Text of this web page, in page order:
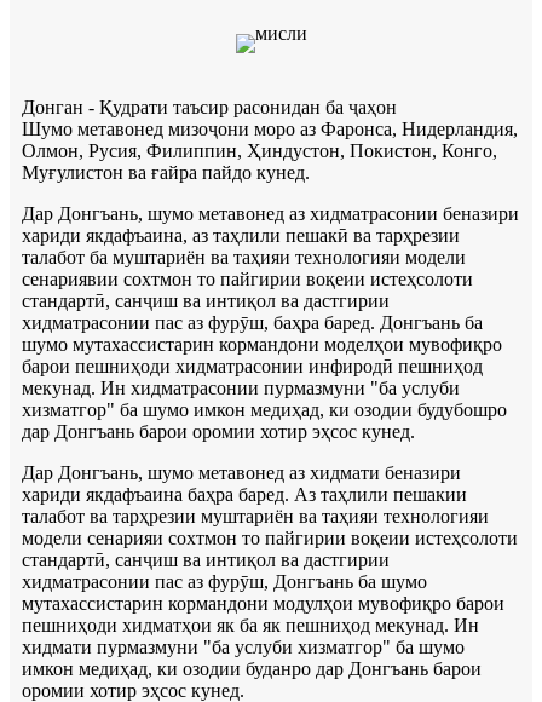
Донган - Қудрати таъсир расонидан ба ҷаҳон
Шумо метавонед мизоҷони моро аз Фаронса, Нидерландия,
Олмон, Русия, Филиппин, Ҳиндустон, Покистон, Конго,
Муғулистон ва ғайра пайдо кунед.
Дар Донгъань, шумо метавонед аз хидматрасонии беназири
хариди якдафъаина, аз таҳлили пешакӣ ва тарҳрезии
талабот ба муштариён ва таҳияи технологияи модели
сенариявии сохтмон то пайгирии воқеии истеҳсолоти
стандартӣ, санҷиш ва интиқол ва дастгирии
хидматрасонии пас аз фурӯш, баҳра баред. Донгъань ба
шумо мутахассистарин кормандони моделҳои мувофиқро
барои пешниҳоди хидматрасонии инфиродӣ пешниҳод
мекунад. Ин хидматрасонии пурмазмуни "ба услуби
хизматгор" ба шумо имкон медиҳад, ки озодии будубошро
дар Донгъань барои оромии хотир эҳсос кунед.
Дар Донгъань, шумо метавонед аз хидмати беназири
хариди якдафъаина баҳра баред. Аз таҳлили пешакии
талабот ва тарҳрезии муштариён ва таҳияи технологияи
модели сенарияи сохтмон то пайгирии воқеии истеҳсолоти
стандартӣ, санҷиш ва интиқол ва дастгирии
хидматрасонии пас аз фурӯш, Донгъань ба шумо
мутахассистарин кормандони модулҳои мувофиқро барои
пешниҳоди хидматҳои як ба як пешниҳод мекунад. Ин
хидмати пурмазмуни "ба услуби хизматгор" ба шумо
имкон медиҳад, ки озодии буданро дар Донгъань барои
оромии хотир эҳсос кунед.